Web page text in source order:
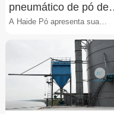
pneumático de pó de
eletrólito de vanádio
A Haide Pó apresenta sua
para pó de eletrólito ···